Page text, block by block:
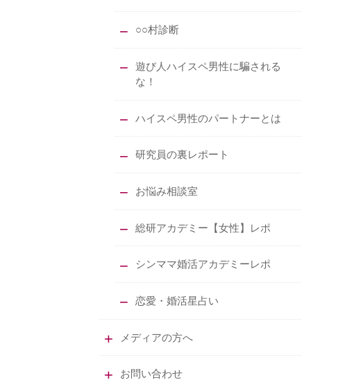
○○村診断
遊び人ハイスペ男性に騙される
な！
ハイスペ男性のパートナーとは
研究員の裏レポート
お悩み相談室
総研アカデミー【女性】レポ
シンママ婚活アカデミーレポ
恋愛・婚活星占い
メディアの方へ
お問い合わせ